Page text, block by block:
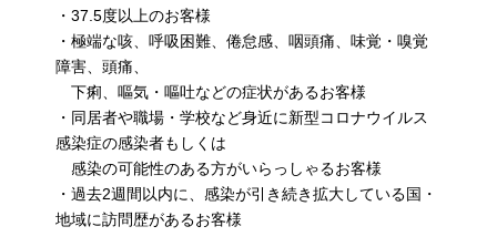
・37.5度以上のお客様
・極端な咳、呼吸困難、倦怠感、咽頭痛、味覚・嗅覚
障害、頭痛、
下痢、嘔気・嘔吐などの症状があるお客様
・同居者や職場・学校など身近に新型コロナウイルス
感染症の感染者もしくは
感染の可能性のある方がいらっしゃるお客様
・過去2週間以内に、感染が引き続き拡大している国・
地域に訪問歴があるお客様